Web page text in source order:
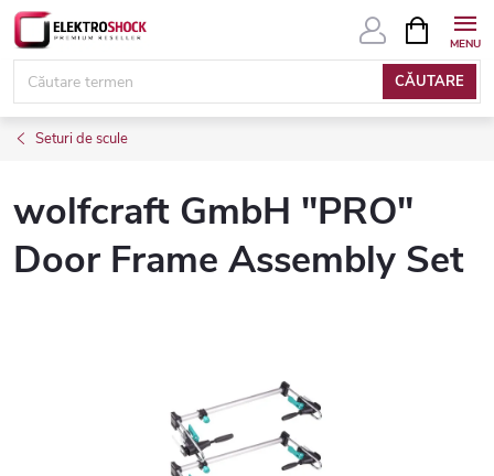
Treci
conținut
CĂUTARE
COŞ
DE
Seturi de scule
wolfcraft GmbH "PRO"
Door Frame Assembly Set